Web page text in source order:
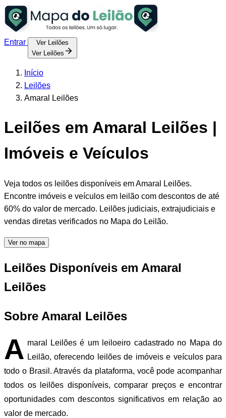
Entrar
Ver Leilões
Ver Leilões
Início
Leilões
Amaral Leilões
Leilões em Amaral Leilões |
Imóveis e Veículos
Veja todos os leilões disponíveis em Amaral Leilões.
Encontre imóveis e veículos em leilão com descontos de até
60% do valor de mercado. Leilões judiciais, extrajudiciais e
vendas diretas verificados no Mapa do Leilão.
Ver no mapa
Leilões Disponíveis em Amaral
Leilões
Sobre Amaral Leilões
A maral Leilões é um leiloeiro cadastrado no Mapa do
Leilão, oferecendo leilões de imóveis e veículos para
todo o Brasil. Através da plataforma, você pode acompanhar
todos os leilões disponíveis, comparar preços e encontrar
oportunidades com descontos significativos em relação ao
valor de mercado.